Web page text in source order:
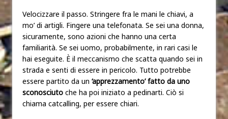
Velocizzare il passo. Stringere fra le mani le chiavi, a
mo’ di artigli. Fingere una telefonata. Se sei una donna,
sicuramente, sono azioni che hanno una certa
familiarità. Se sei uomo, probabilmente, in rari casi le
hai eseguite. È il meccanismo che scatta quando sei in
strada e senti di essere in pericolo. Tutto potrebbe
essere partito da un ‘apprezzamento’ fatto da uno
sconosciuto che ha poi iniziato a pedinarti. Ciò si
chiama catcalling, per essere chiari.